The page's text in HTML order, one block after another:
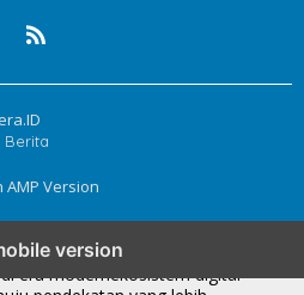
Berita
AMP Version
version
kasino online mencerminkan
era modernekosistem digital